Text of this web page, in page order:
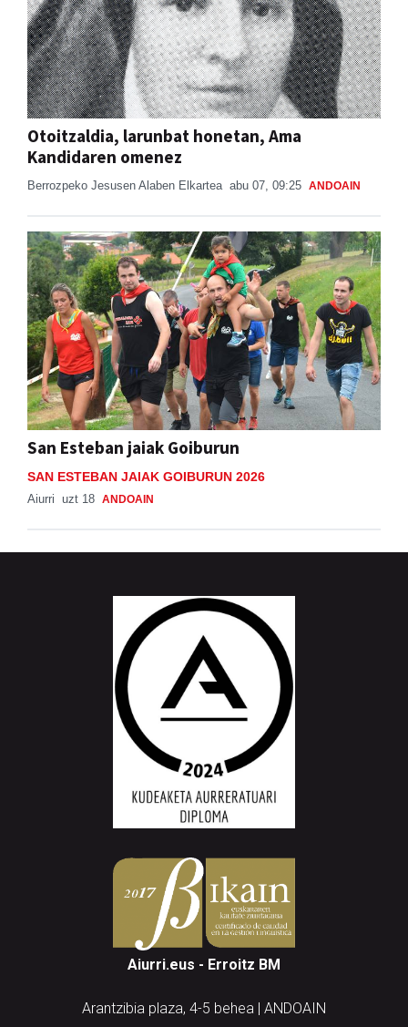
Otoitzaldia, larunbat honetan, Ama
Kandidaren omenez
Berrozpeko Jesusen Alaben Elkartea abu 07, 09:25 ANDOAIN
San Esteban jaiak Goiburun
SAN ESTEBAN JAIAK GOIBURUN 2026
Aiurri uzt 18 ANDOAIN
Aiurri.eus - Erroitz BM
Arantzibia plaza, 4-5 behea | ANDOAIN